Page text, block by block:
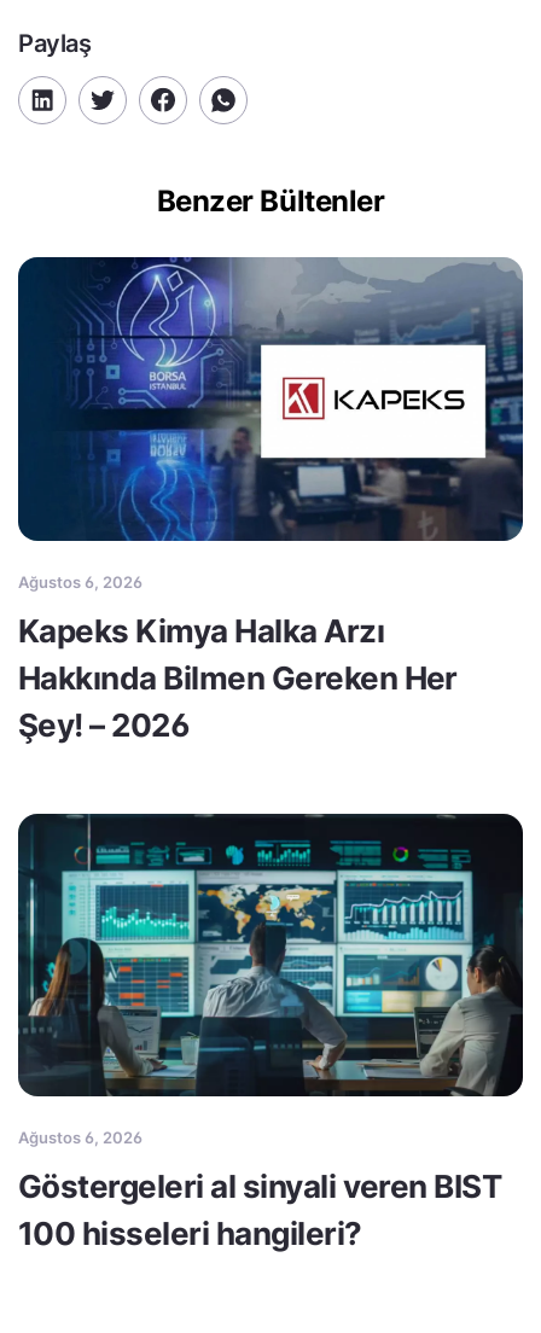
Paylaş
Benzer Bültenler
Ağustos 6, 2026
Kapeks Kimya Halka Arzı
Hakkında Bilmen Gereken Her
Şey! – 2026
Ağustos 6, 2026
Göstergeleri al sinyali veren BIST
100 hisseleri hangileri?